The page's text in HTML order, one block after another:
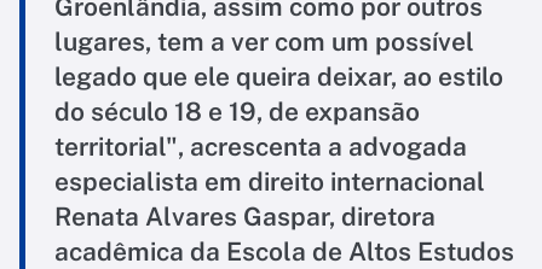
Groenlândia, assim como por outros
lugares, tem a ver com um possível
legado que ele queira deixar, ao estilo
do século 18 e 19, de expansão
territorial", acrescenta a advogada
especialista em direito internacional
Renata Alvares Gaspar, diretora
acadêmica da Escola de Altos Estudos